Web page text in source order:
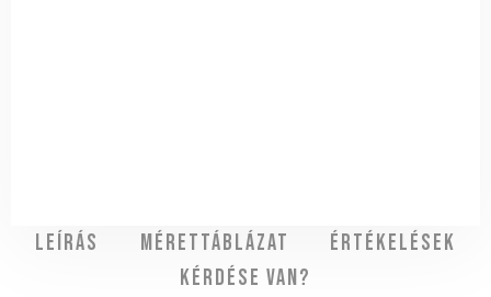
Leírás Mérettáblázat
Értékelések
Kérdése van?